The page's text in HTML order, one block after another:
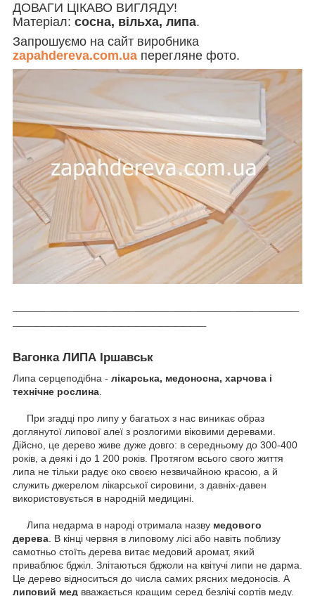
ДОВАГИ ЦІКАВО ВИГЛЯДУ!
Матеріал: сосна, вільха, липа.
Запрошуємо на сайт виробника
zapahdereva.com.ua перегляне фото.
Вагонка ЛИПА Іршавськ
Липа серцеподібна - лікарська, медоносна, харчова і
технічне рослина.
При згадці про липу у багатьох з нас виникає образ
доглянутої липової алеї з розлогими віковими деревами.
Дійсно, це дерево живе дуже довго: в середньому до 300-400
років, а деякі і до 1 200 років. Протягом всього свого життя
липа не тільки радує око своєю незвичайною красою, а й
служить джерелом лікарської сировини, з давніх-давен
використовується в народній медицині.
Липа недарма в народі отримала назву медового
дерева. В кінці червня в липовому лісі або навіть поблизу
самотньо стоїть дерева витає медовий аромат, який
приваблює бджіл. Злітаються бджоли на квітучі липи не дарма.
Це дерево відноситься до числа самих рясних медоносів. А
липовий мед вважається кращим серед безлічі сортів меду.